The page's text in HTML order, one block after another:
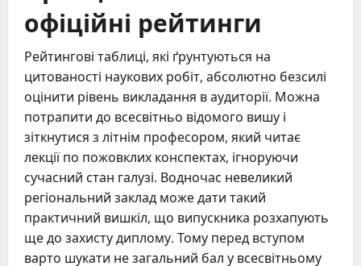
офіційні рейтинги
Рейтингові таблиці, які ґрунтуються на
цитованості наукових робіт, абсолютно безсилі
оцінити рівень викладання в аудиторії. Можна
потрапити до всесвітньо відомого вишу і
зіткнутися з літнім професором, який читає
лекції по пожовклих конспектах, ігноруючи
сучасний стан галузі. Водночас невеликий
регіональний заклад може дати такий
практичний вишкіл, що випускника розхапують
ще до захисту диплому. Тому перед вступом
варто шукати не загальний бал у всесвітньому